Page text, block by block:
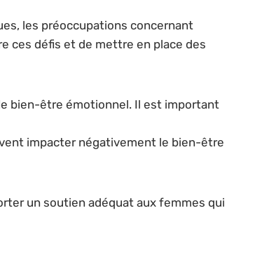
les préoccupations concernant
ces défis et de mettre en place des
bien-être émotionnel. Il est important
impacter négativement le bien-être
un soutien adéquat aux femmes qui